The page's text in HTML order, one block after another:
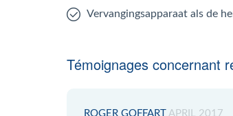
Vervangingsapparaat als de
Témoignages concernant
ROGER GOFFART APRIL 2017